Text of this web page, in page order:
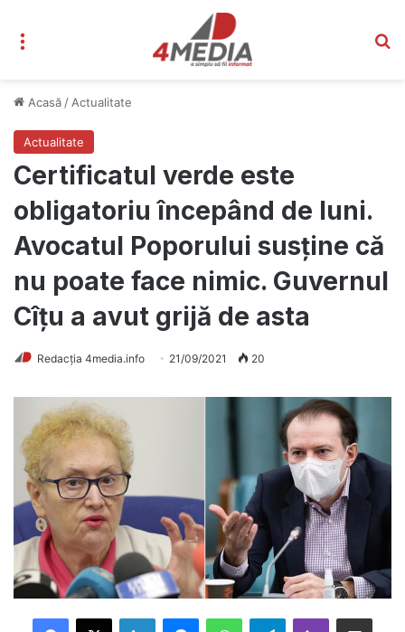
Acasă / Actualitate
Actualitate
Certificatul verde este
obligatoriu începând de luni.
Avocatul Poporului susține că
nu poate face nimic. Guvernul
Cîțu a avut grijă de asta
Redacția 4media.info 21/09/2021 20
Facebook
X LinkedInMessengerWhatsAppTelegramViber Distribuie prin mail